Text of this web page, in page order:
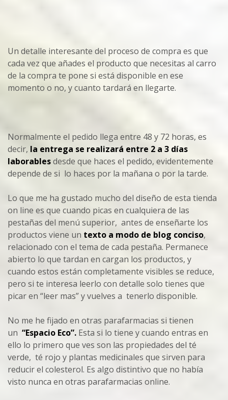
Un detalle interesante del proceso de compra es que
cada vez que añades el producto que necesitas al carro
de la compra te pone si está disponible en ese
momento o no, y cuanto tardará en llegarte.
Normalmente el pedido llega entre 48 y 72 horas, es
decir, la entrega se realizará entre 2 a 3 días
laborablesdesde que haces el pedido, evidentemente
depende de si lo haces por la mañana o por la tarde.
Lo que me ha gustado mucho del diseño de esta tienda
on line es que cuando picas en cualquiera de las
pestañas del menú superior, antes de enseñarte los
productos viene un texto a modo de blog conciso,
relacionado con el tema de cada pestaña. Permanece
abierto lo que tardan en cargan los productos, y
cuando estos están completamente visibles se reduce,
pero si te interesa leerlo con detalle solo tienes que
picar en “leer mas” y vuelves a tenerlo disponible.
No me he fijado en otras parafarmacias si tienen
un “Espacio Eco”. Esta si lo tiene y cuando entras en
ello lo primero que ves son las propiedades del té
verde, té rojo y plantas medicinales que sirven para
reducir el colesterol. Es algo distintivo que no había
visto nunca en otras parafarmacias online.